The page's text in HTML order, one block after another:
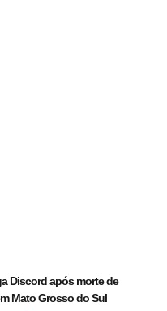
Discord após morte de
Mato Grosso do Sul